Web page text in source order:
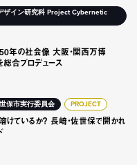
ザイン研究科 Project Cybernetic
年の社会像 大阪・関西万博
合プロデュース
の社会像 大阪・関西
保市実行委員会 PROJECT
けているか？ 長崎・佐世保で開かれ
いるか？ 長崎・佐世保